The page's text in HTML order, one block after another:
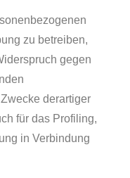
zu betreiben,
gegen
derartiger
für das Profiling,
in Verbindung